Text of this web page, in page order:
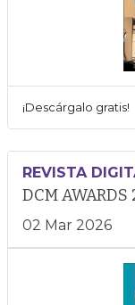
¡Descárgalo gratis!
REVISTA
DCM AWARDS
02 Mar 2026